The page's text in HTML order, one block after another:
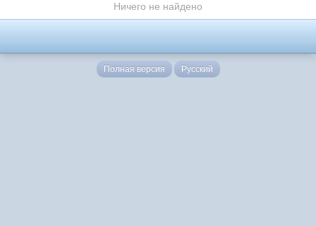
Ничего не найдено
Полная версия Русский